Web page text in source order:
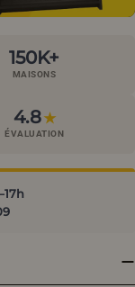
150K+
MAISONS
4.8★
ÉVALUATION